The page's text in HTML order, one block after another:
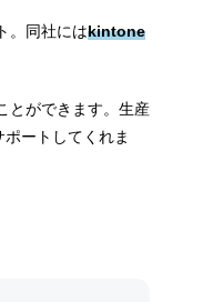
。同社にはkintone
とができます。生産
ートしてくれま